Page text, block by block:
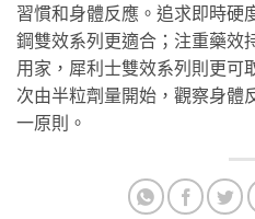
習慣和身體反應。追求即時硬
鋼雙效系列更適合；注重藥效
用家，犀利士雙效系列則更可
次由半粒劑量開始，觀察身體
一原則。